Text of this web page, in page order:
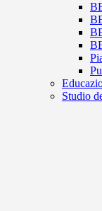
Studio